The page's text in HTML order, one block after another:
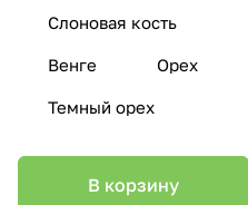
Слоновая кость
Венге Орех
Темный орех
В корзину